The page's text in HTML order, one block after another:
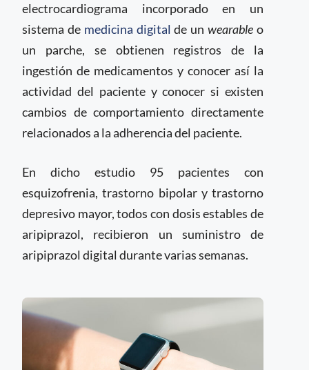
electrocardiograma incorporado en un
sistema de medicina digital de unwearableo
un parche, se obtienen registros de la
ingestión de medicamentos y conocer así la
actividad del paciente y conocer si existen
cambios de comportamiento directamente
relacionados a la adherencia del paciente.
En dicho estudio 95 pacientes con
esquizofrenia, trastorno bipolar y trastorno
depresivo mayor, todos con dosis estables de
aripiprazol, recibieron un suministro de
aripiprazol digital durante varias semanas.